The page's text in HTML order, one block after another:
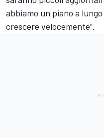
abbiamo un piano a
crescere velocemente”.